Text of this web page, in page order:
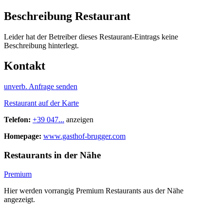
Beschreibung Restaurant
Leider hat der Betreiber dieses Restaurant-Eintrags keine
Beschreibung hinterlegt.
Kontakt
unverb. Anfrage senden
Restaurant auf der Karte
Telefon: +39 047... anzeigen
Homepage: www.gasthof-brugger.com
Restaurants in der Nähe
Premium
Hier werden vorrangig Premium Restaurants aus der Nähe
angezeigt.